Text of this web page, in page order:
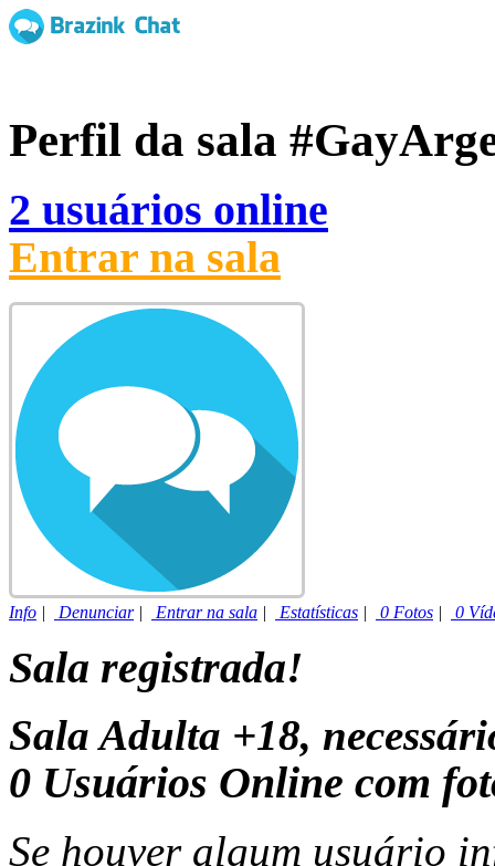
Perfil da sala
2 usuários online
Entrar na sala
Info | Denunciar| Entrar na sala | Estatísticas | 0 Fotos | 0
Sala registrada!
Sala Adulta +18,
0 Usuários Online com
Se houver algum usuário